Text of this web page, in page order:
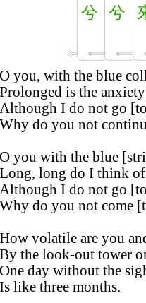
兮
兮
O you, with the blue
Prolonged is the
Although I do not go
Why do you not
O you with the blue
Long, long do I think
Although I do not go
Why do you not come
How volatile are you
By the look-out tower
One day without the
Is like three months.